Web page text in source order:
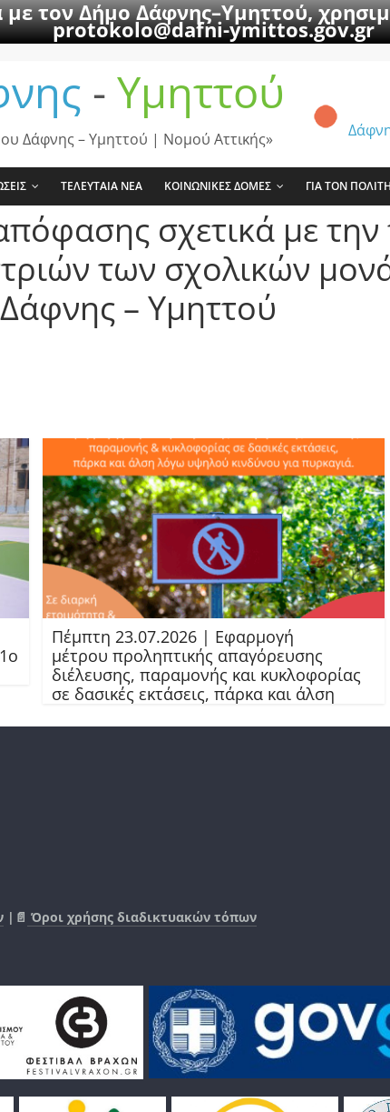
με τον Δήμο Δάφνης–Υμηττού,
protokolo@dafni-ymittos.gov.gr
- Υμηττού
Δάφνης – Υμηττού | Νομού Αττικής»
ΤΕΛΕΥΤΑΙΑ ΝΕΑ ΚΟΙΝΩΝΙΚΕΣ ΔΟΜΕΣ ΓΙΑ ΤΟΝ ΠΟΛΙΤΗ
σχετικά με
των σχολικών
– Υμηττού
Πέμπτη 23.07.2026 | Εφαρμογή
μέτρου προληπτικής απαγόρευσης
διέλευσης, παραμονής και κυκλοφορίας
σε δασικές εκτάσεις, πάρκα και άλση
|📄 Όροι χρήσης διαδικτυακών τόπων